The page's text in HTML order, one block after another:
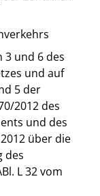
3 und 6 des
und auf
5 der
2012 des
und des
über die
des
L 32 vom